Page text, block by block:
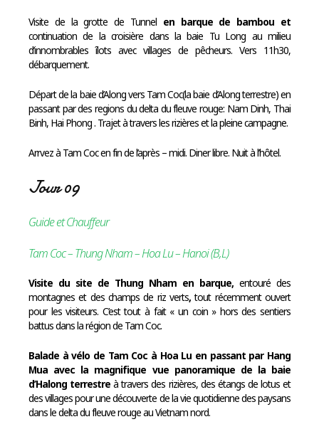
Visite de la grotte de Tunnel en barque de bambou et
continuation de la croisière dans la baie Tu Long au milieu
d’innombrables îlots avec villages de pêcheurs. Vers 11h30,
débarquement.
Départ de la baie d’Along vers Tam Coc(la baie d’Along terrestre) en
passant par des regions du delta du fleuve rouge: Nam Dinh, Thai
Binh, Hai Phong . Trajet à travers les rizières et la pleine campagne.
Arrvez à Tam Coc en fin de l’après – midi. Diner libre. Nuit à l’hôtel.
Jour 09
Guide et Chauffeur
Tam Coc – Thung Nham – Hoa Lu – Hanoi (B,L)
Visite du site de Thung Nham en barque, entouré des
montagnes et des champs de riz verts,tout récemment ouvert
pour les visiteurs. C’est tout à fait « un coin » hors des sentiers
battus dans la région de Tam Coc.
Balade à vélo de Tam Coc à Hoa Lu en passant par Hang
Mua avec la magnifique vue panoramique de la baie
d’Halong terrestreà travers des rizières, des étangs de lotus et
des villages pour une découverte de la vie quotidienne des paysans
dans le delta du fleuve rouge au Vietnam nord.